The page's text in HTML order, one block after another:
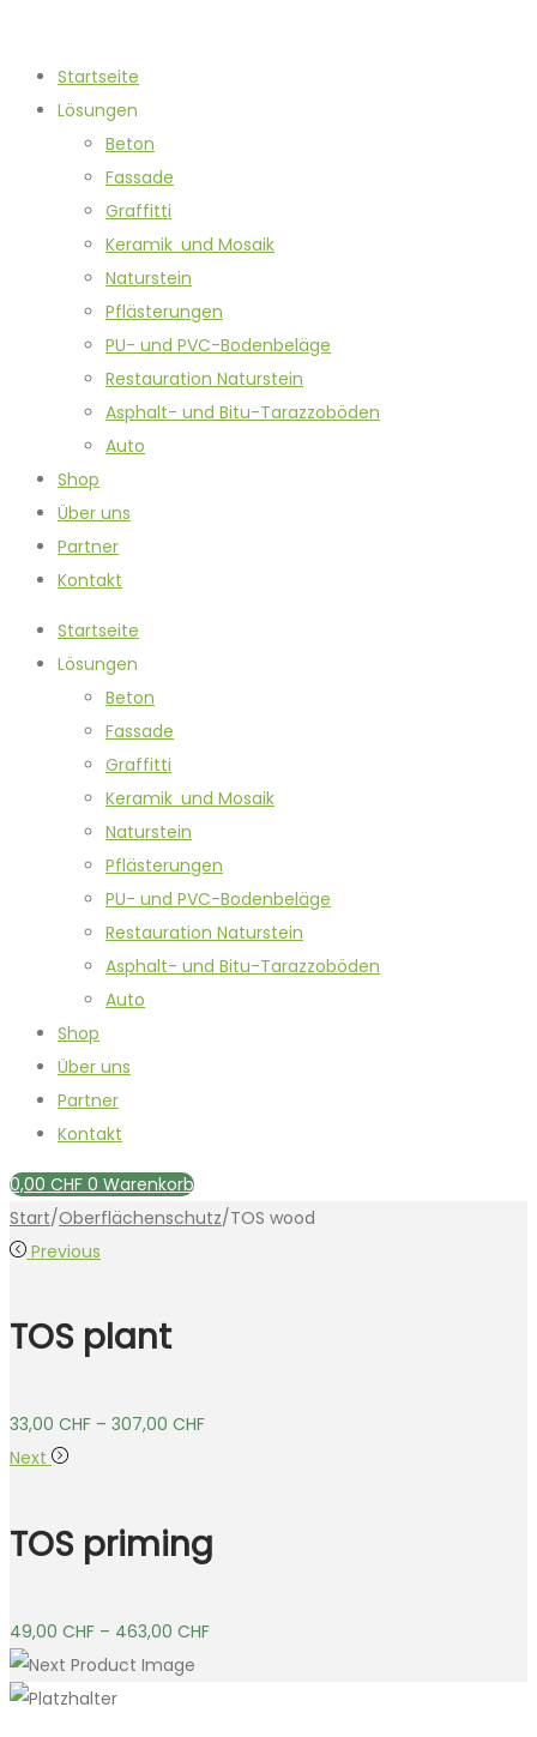
Startseite
Lösungen
Beton
Fassade
Graffitti
Keramik und Mosaik
Naturstein
Pflästerungen
PU- und PVC-Bodenbeläge
Restauration Naturstein
Asphalt- und Bitu-Tarazzoböden
Auto
Shop
Über uns
Partner
Kontakt
Startseite
Lösungen
Beton
Fassade
Graffitti
Keramik und Mosaik
Naturstein
Pflästerungen
PU- und PVC-Bodenbeläge
Restauration Naturstein
Asphalt- und Bitu-Tarazzoböden
Auto
Shop
Über uns
Partner
Kontakt
0,00 CHF 0 Warenkorb
Start/Oberflächenschutz/TOS wood
Previous
TOS plant
33,00 CHF – 307,00 CHF
Next
TOS priming
49,00 CHF – 463,00 CHF